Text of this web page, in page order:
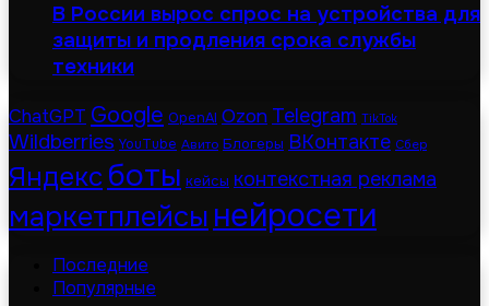
В России вырос спрос на устройства для
защиты и продления срока службы
техники
ChatGPT Google OpenAI Ozon Telegram TikTok
Wildberries YouTube Авито Блогеры ВКонтакте Сбер
Яндексботы кейсы контекстная реклама
маркетплейсы нейросети
Последние
Популярные